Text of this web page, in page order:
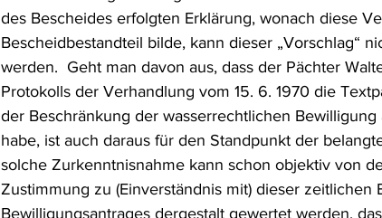
des Bescheides erfolgten Erklärung, wonach diese
Bescheidbestandteil bilde, kann dieser „Vorschlag“
werden.  Geht man davon aus, dass der Pächter
Protokolls der Verhandlung vom 15. 6. 1970 die
der Beschränkung der wasserrechtlichen
habe, ist auch daraus für den Standpunkt der
solche Zurkenntnisnahme kann schon objektiv von
Zustimmung zu (Einverständnis mit) dieser zeitlichen
Bewilligungsantrages dergestalt gewertet werden,